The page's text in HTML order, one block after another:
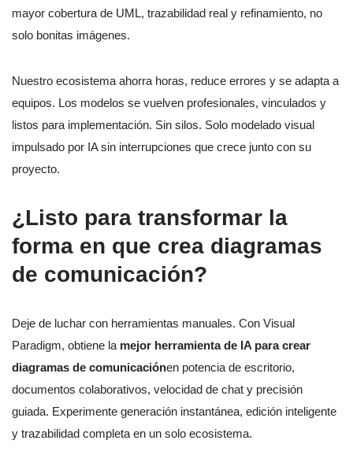
mayor cobertura de UML, trazabilidad real y refinamiento, no
solo bonitas imágenes.
Nuestro ecosistema ahorra horas, reduce errores y se adapta a
equipos. Los modelos se vuelven profesionales, vinculados y
listos para implementación. Sin silos. Solo modelado visual
impulsado por IA sin interrupciones que crece junto con su
proyecto.
¿Listo para transformar la
forma en que crea diagramas
de comunicación?
Deje de luchar con herramientas manuales. Con Visual
Paradigm, obtiene la mejor herramienta de IA para crear
diagramas de comunicaciónen potencia de escritorio,
documentos colaborativos, velocidad de chat y precisión
guiada. Experimente generación instantánea, edición inteligente
y trazabilidad completa en un solo ecosistema.